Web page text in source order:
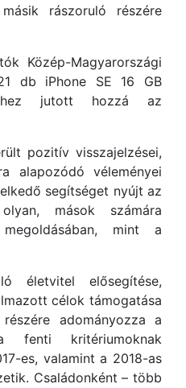
rászoruló részére
Közép-Magyarországi
db iPhone SE 16 GB
jutott hozzá az
pozitív visszajelzései,
alapozódó véleményei
segítséget nyújt az
mások számára
mint a
életvitel elősegítése,
célok támogatása
adományozza a
fenti kritériumoknak
es, valamint a 2018-as
Családonként – több